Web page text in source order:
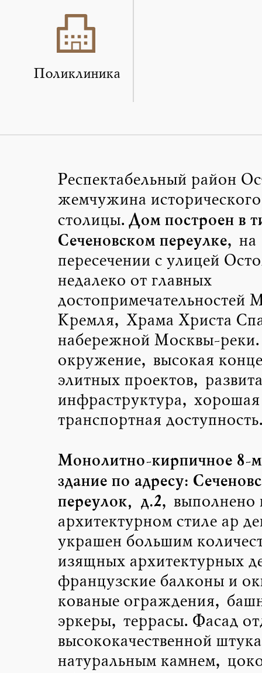
Поликлиника
Респектабельный район
жемчужина
столицы. Дом построен в
Сеченовском переулке, на
пересечении с улицей
недалеко от главных
достопримечательностей
Кремля, Храма Христа
набережной Москвы-реки.
окружение, высокая
элитных проектов,
инфраструктура, хорошая
транспортная доступность.
Монолитно-кирпичное 8-
здание по адресу:
переулок, д.2, выполнено
архитектурном стиле ар
украшен большим
изящных архитектурных
французские балконы и
кованые ограждения,
эркеры, террасы. Фасад
высококачественной
натуральным камнем,